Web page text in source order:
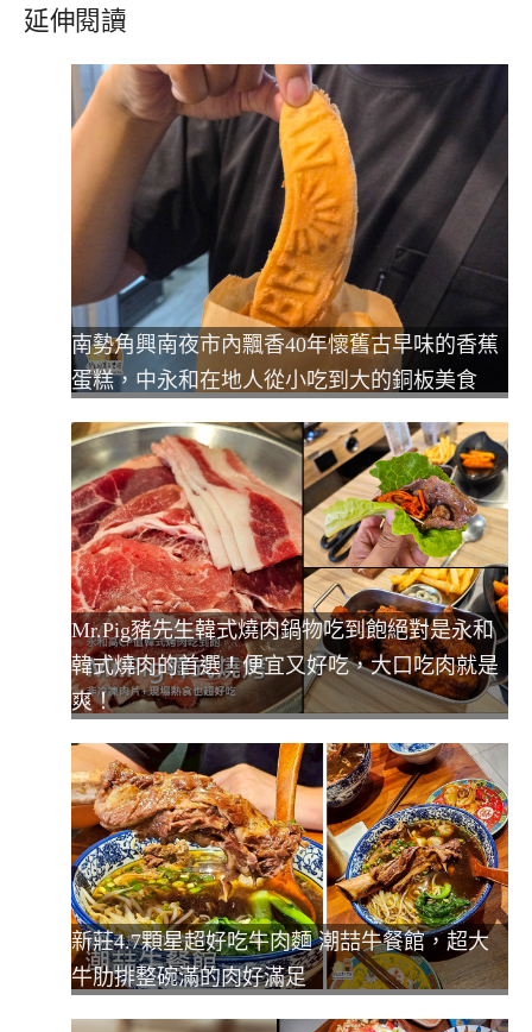
延伸閱讀
南勢角興南夜市內飄香40年懷舊古早味的香蕉
蛋糕，中永和在地人從小吃到大的銅板美食
Mr.Pig豬先生韓式燒肉鍋物吃到飽絕對是永和
韓式燒肉的首選！便宜又好吃，大口吃肉就是
爽！
新莊4.7顆星超好吃牛肉麵 潮喆牛餐館，超大
牛肋排整碗滿的肉好滿足